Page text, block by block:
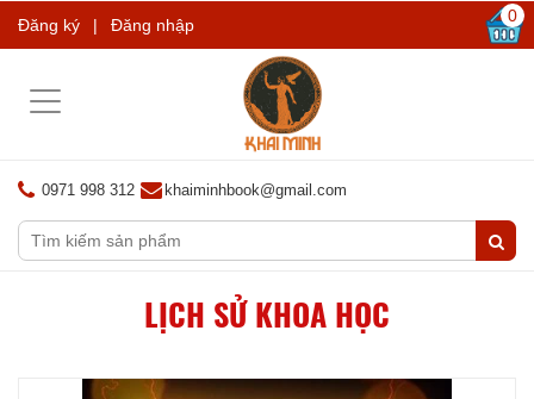
Đăng ký | Đăng nhập 0
Toggle
0971 998 312 khaiminhbook@gmail.com
LỊCH SỬ KHOA HỌC